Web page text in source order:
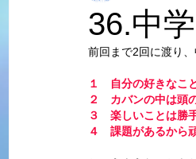
36.中
前回まで2回に渡り
１　自分の好きなこ
２　カバンの中は頭
３　楽しいことは勝
４　課題があるから